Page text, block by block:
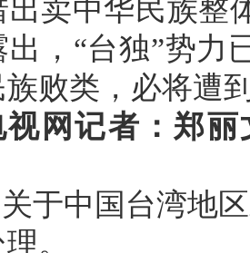
出卖中华民族整
出，“台独”势力
败类，必将遭
视网记者：郑
于中国台湾地
。